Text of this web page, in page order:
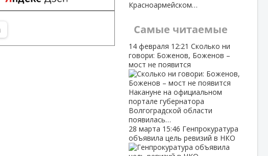
Красноармейском…
Самые читаемые
14 февраля 12:21 Сколько ни
говори: Боженов, Боженов –
мост не появится
Накануне на официальном
портале губернатора
Волгоградской области
появилась…
28 марта 15:46 Генпрокуратура
объявила цель ревизий в НКО